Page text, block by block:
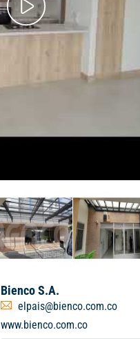
Bienco S.A.
elpais@bienco.com.co
www.bienco.com.co